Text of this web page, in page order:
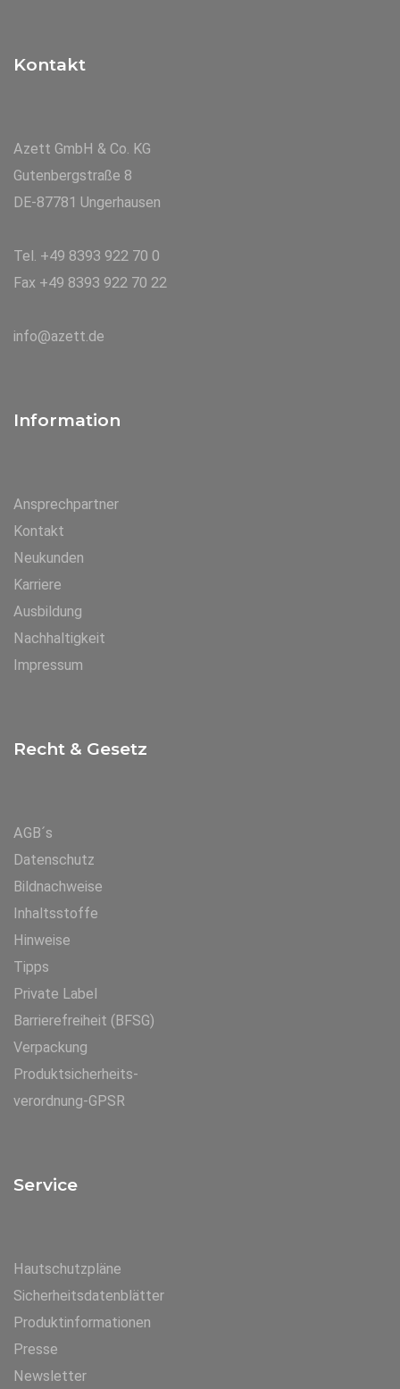
Kontakt
Azett GmbH & Co. KG
Gutenbergstraße 8
DE-87781 Ungerhausen
Tel. +49 8393 922 70 0
Fax +49 8393 922 70 22
info@azett.de
Information
Ansprechpartner
Kontakt
Neukunden
Karriere
Ausbildung
Nachhaltigkeit
Impressum
Recht & Gesetz
AGB´s
Datenschutz
Bildnachweise
Inhaltsstoffe
Hinweise
Tipps
Private Label
Barrierefreiheit (BFSG)
Verpackung
Produktsicherheits-
verordnung-GPSR
Service
Hautschutzpläne
Sicherheitsdatenblätter
Produktinformationen
Presse
Newsletter